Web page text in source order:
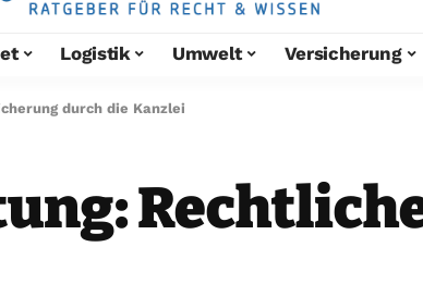
Logistik Umwelt Versicherung
durch die Kanzlei